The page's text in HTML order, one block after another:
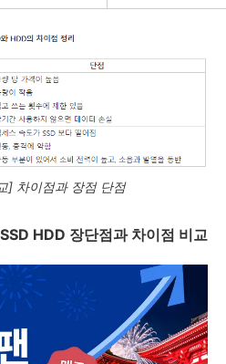
] 차이점과 장점 단점
HDD 장단점과 차이점 비교